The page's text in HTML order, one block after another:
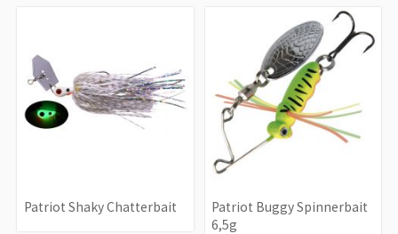
Patriot Shaky Chatterbait
Patriot Buggy Spinnerbait
6,5g